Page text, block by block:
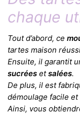
chaque
Tout d’abord, ce
tartes maison
Ensuite, il garantit
sucrées etsalées.
De plus, il est
démoulage facile et
Ainsi, vous